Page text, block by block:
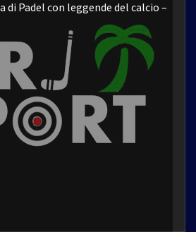
di Padel con leggende del calcio –